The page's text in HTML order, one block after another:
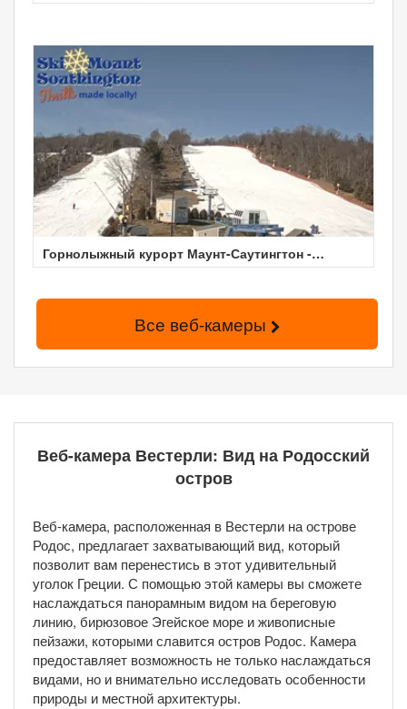
Горнолыжный курорт Маунт-Саутингтон -
Коннектикут
Все веб-камеры
Веб-камера Вестерли: Вид на Родосский
остров
Веб-камера, расположенная в Вестерли на острове
Родос, предлагает захватывающий вид, который
позволит вам перенестись в этот удивительный
уголок Греции. С помощью этой камеры вы сможете
наслаждаться панорамным видом на береговую
линию, бирюзовое Эгейское море и живописные
пейзажи, которыми славится остров Родос. Камера
предоставляет возможность не только наслаждаться
видами, но и внимательно исследовать особенности
природы и местной архитектуры.